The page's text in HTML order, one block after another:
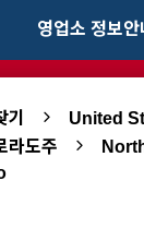
영업소 정보안
기
United
라도주